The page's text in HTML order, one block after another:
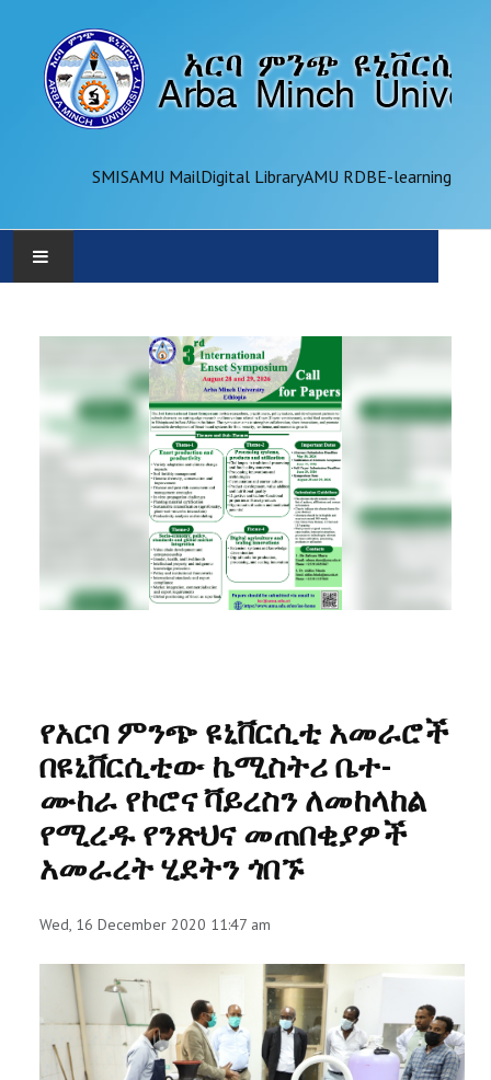
SMISAMU MailDigital LibraryAMU RDBE-learning
ADMINISTRATION
OFFICES
REGISTRAR
PARTNERSHIP
የአርባ ምንጭ ዩኒቨርሲቲ አመራሮች
በዩኒቨርሲቲው ኬሚስትሪ ቤተ-
ሙከራ የኮሮና ቫይረስን ለመከላከል
የሚረዱ የንጽህና መጠበቂያዎች
አመራረት ሂደትን ጎበኙ
Wed, 16 December 2020 11:47 am